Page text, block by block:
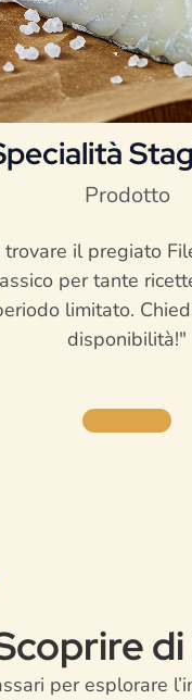
Prodotto
il pregiato
per tante
limitato.
disponibilità!"
per esplorare